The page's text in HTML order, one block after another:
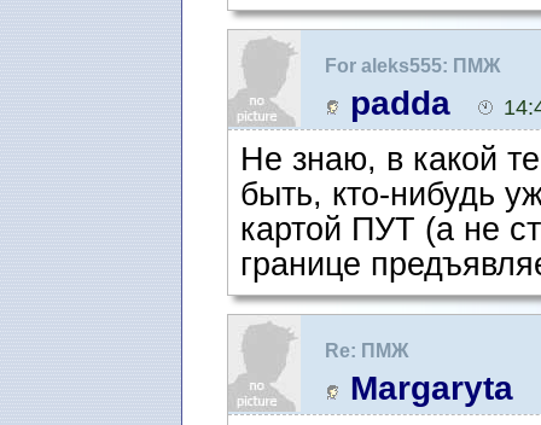
For aleks555: ПМЖ
padda
Не знаю, в какой
быть, кто-нибудь
картой ПУТ (а не
границе
Re: ПМЖ
Margaryta